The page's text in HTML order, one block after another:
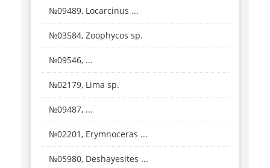
№09489, Locarcinus ...
№03584, Zoophycos sp.
№09546, ...
№02179, Lima sp.
№09487, ...
№02201, Erymnoceras ...
№05980, Deshayesites ...